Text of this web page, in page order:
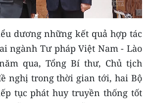
TIN
SÂU
NAM
- MỖI XÃ
dương những kết quả hợp tác
ngành Tư pháp Việt Nam - Lào
qua, Tổng Bí thư, Chủ tịch
nghị trong thời gian tới, hai Bộ
tục phát huy truyền thống tốt